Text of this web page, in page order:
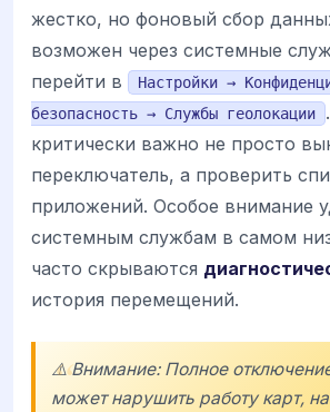
жестко, но фоновый сбор
возможен через системные
перейти в
Настройки →
безопасность → Службы геолокации
критически важно не просто
переключатель, а проверить
приложений. Особое внимание
системным службам в самом
часто скрываются
история перемещений.
⚠️ Внимание: Полное
может нарушить работу карт,